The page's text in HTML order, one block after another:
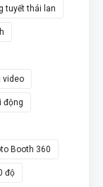
tuyết thái lan
video
động
Booth 360
độ